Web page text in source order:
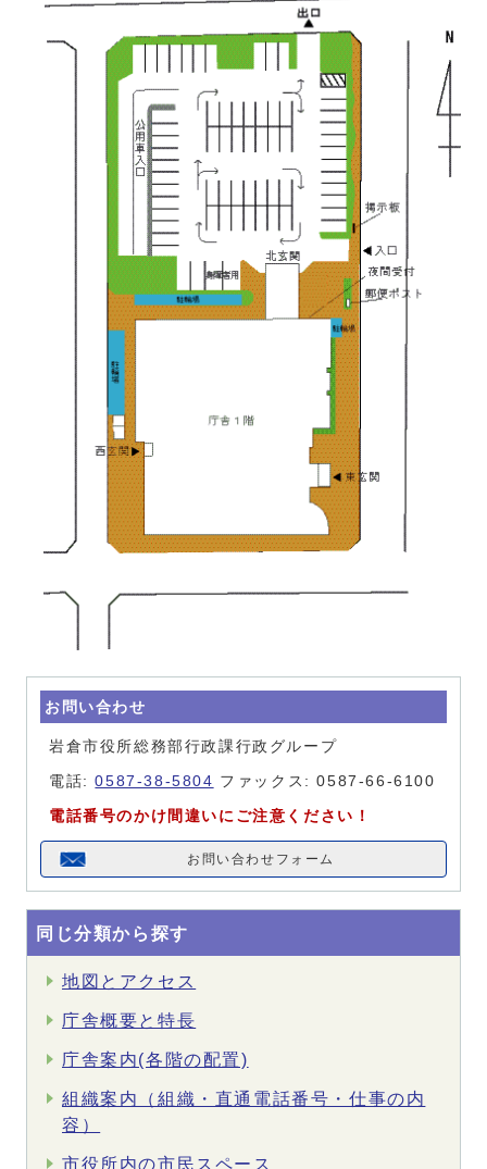
お問い合わせ
岩倉市役所総務部行政課行政グループ
電話:0587-38-5804 ファックス: 0587-66-6100
電話番号のかけ間違いにご注意ください！
お問い合わせフォーム
同じ分類から探す
地図とアクセス
庁舎概要と特長
庁舎案内(各階の配置)
組織案内（組織・直通電話番号・仕事の内
容）
市役所内の市民スペース